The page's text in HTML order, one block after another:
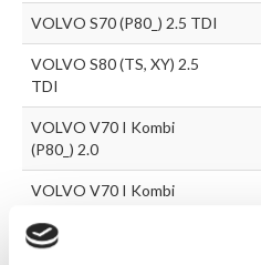
VOLVO S70 (P80_) 2.5 TDI
VOLVO S80 (TS, XY) 2.5
TDI
VOLVO V70 I Kombi
(P80_) 2.0
VOLVO V70 I Kombi
VOLVO V70 I Kombi